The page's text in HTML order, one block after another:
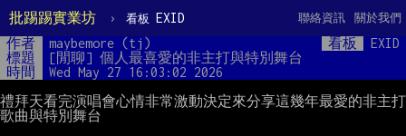
批踢踢實業坊 › 看板 EXID 關於我們
聯絡資訊
作者 maybemore (tj) 看板
EXID
標題
[閒聊] 個人最喜愛的非主打與特別舞台
時間
Wed May 27 16:03:02 2026
禮拜天看完演唱會心情非常激動決定來分享這幾年最愛的非主打
歌曲與特別舞台